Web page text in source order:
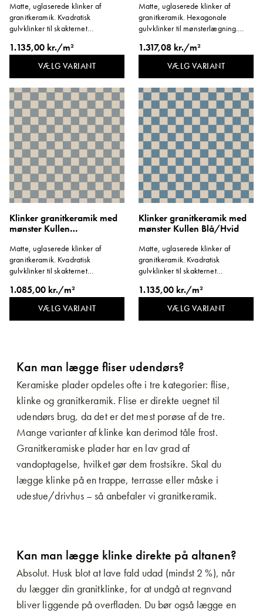
Matte, uglaserede klinker af
granitkeramik. Kvadratisk
gulvklinker til skakternet
mm. Tykkelse 8 mm.
1.135,00 kr./m²
VÆLG VARIANT
Matte, uglaserede klinker af
granitkeramik. Hexagonale
gulvklinker til mønsterlægning.
1.317,08 kr./m²
VÆLG VARIANT
Klinker granitkeramik med
mønster Kullen
Matte, uglaserede klinker af
granitkeramik. Kvadratisk
gulvklinker til skakternet
mm. Tykkelse 8 mm.
1.085,00 kr./m²
VÆLG VARIANT
Klinker granitkeramik med
mønster Kullen Blå/Hvid
Matte, uglaserede klinker af
granitkeramik. Kvadratisk
gulvklinker til skakternet
mm. Tykkelse 8 mm.
1.135,00 kr./m²
VÆLG VARIANT
Kan man lægge fliser udendørs?
Keramiske plader opdeles ofte i tre kategorier: flise,
klinke og granitkeramik. Flise er direkte uegnet til
udendørs brug, da det er det mest porøse af de tre.
Mange varianter af klinke kan derimod tåle frost.
Granitkeramiske plader har en lav grad af
vandoptagelse, hvilket gør dem frostsikre. Skal du
lægge klinke på en trappe, terrasse eller måske i
udestue/drivhus – så anbefaler vi granitkeramik.
Kan man lægge klinke direkte på altanen?
Absolut. Husk blot at lave fald udad (mindst 2 %), når
du lægger din granitklinke, for at undgå at regnvand
bliver liggende på overfladen. Du bør også lægge en